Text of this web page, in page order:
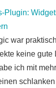
Plugin:
war
keine gute
ich mit